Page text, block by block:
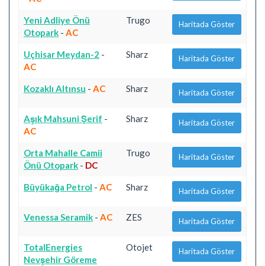
Yeni Adliye Önü
Otopark - AC
Trugo Haritada Göster
Uçhisar Meydan-2 -
AC
Sharz Haritada Göster
Kozaklı Altınsu - AC Sharz Haritada Göster
Aşık Mahsuni Şerif -
AC
Sharz Haritada Göster
Orta Mahalle Camii
Önü Otopark - DC
Trugo Haritada Göster
Büyükağa Petrol - AC Sharz Haritada Göster
Venessa Seramik - AC ZES Haritada Göster
TotalEnergies
Nevşehir Göreme
Otojet Haritada Göster